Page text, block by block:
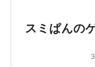
スミぱんの